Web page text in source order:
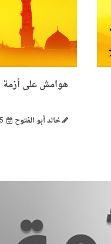
هوامش على أزمة
خالد أبو الفتوح